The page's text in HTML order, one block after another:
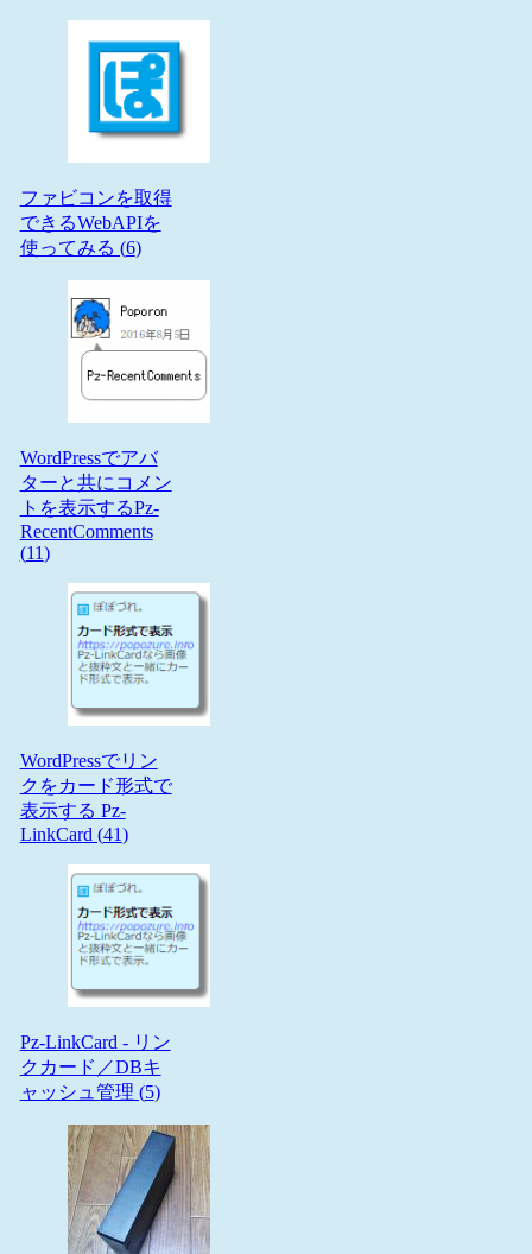
ファビコンを取得
できるWebAPIを
使ってみる (6)
WordPressでアバ
ターと共にコメン
トを表示するPz-
RecentComments
(11)
WordPressでリン
クをカード形式で
表示する Pz-
LinkCard (41)
Pz-LinkCard - リン
クカード／DBキ
ャッシュ管理 (5)